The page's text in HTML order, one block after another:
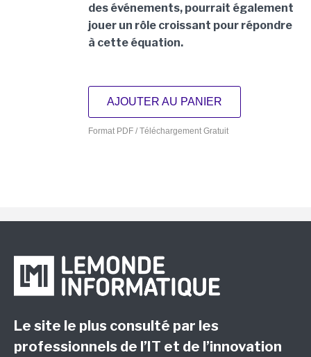
des événements, pourrait également
jouer un rôle croissant pour répondre
à cette équation.
AJOUTER AU PANIER
Format PDF / Téléchargement Gratuit
Le site le plus consulté par les
professionnels de l’IT et de l’innovation